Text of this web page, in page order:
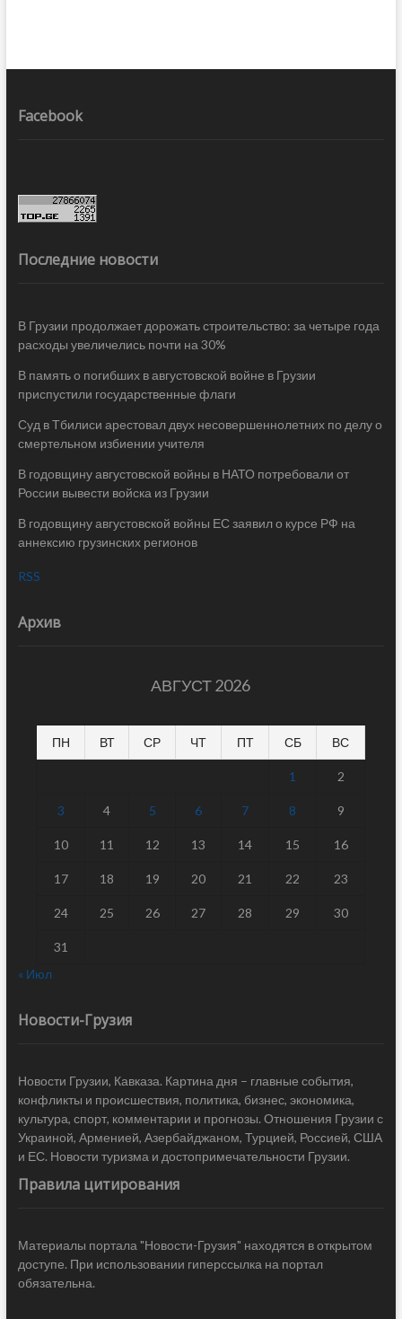
Facebook
Последние новости
В Грузии продолжает дорожать строительство: за четыре года
расходы увеличелись почти на 30%
В память о погибших в августовской войне в Грузии
приспустили государственные флаги
Суд в Тбилиси арестовал двух несовершеннолетних по делу о
смертельном избиении учителя
В годовщину августовской войны в НАТО потребовали от
России вывести войска из Грузии
В годовщину августовской войны ЕС заявил о курсе РФ на
аннексию грузинских регионов
RSS
Архив
АВГУСТ 2026
ПН ВТ СР ЧТ ПТ СБ ВС
1 2
3 4 5 6 7 8 9
10 11 12 13 14 15 16
17 18 19 20 21 22 23
24 25 26 27 28 29 30
31
« Июл
Новости-Грузия
Новости Грузии, Кавказа. Картина дня – главные события,
конфликты и происшествия, политика, бизнес, экономика,
культура, спорт, комментарии и прогнозы. Отношения Грузии с
Украиной, Арменией, Азербайджаном, Турцией, Россией, США
и ЕС. Новости туризма и достопримечательности Грузии.
Правила цитирования
Материалы портала "Новости-Грузия" находятся в открытом
доступе. При использовании гиперссылка на портал
обязательна.